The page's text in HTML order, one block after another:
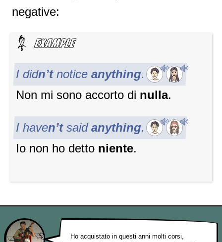
negative:
I didn’tnotice anything.
Non mi sono accorto di nulla.
I haven’tsaid anything.
Io non ho detto niente.
Ho acquistato in questi anni molti corsi,